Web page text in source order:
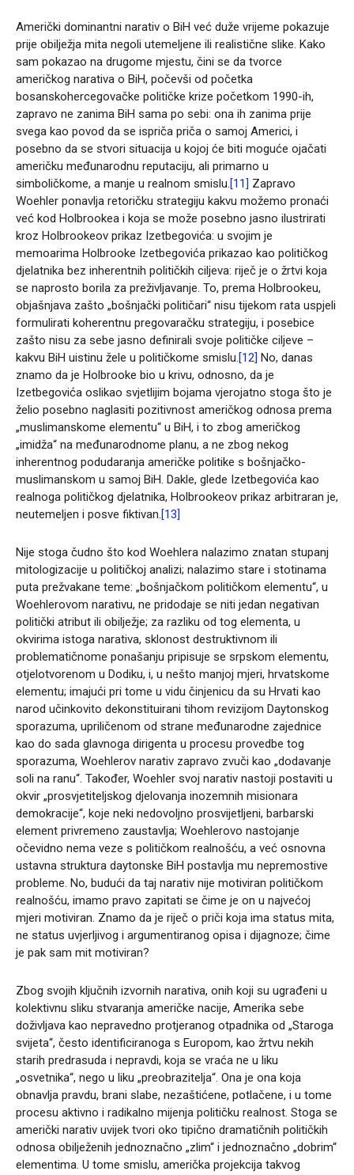
Američki dominantni narativ o BiH već duže vrijeme pokazuje
prije obilježja mita negoli utemeljene ili realistične slike. Kako
sam pokazao na drugome mjestu, čini se da tvorce
američkog narativa o BiH, počevši od početka
bosanskohercegovačke političke krize početkom 1990-ih,
zapravo ne zanima BiH sama po sebi: ona ih zanima prije
svega kao povod da se ispriča priča o samoj Americi, i
posebno da se stvori situacija u kojoj će biti moguće ojačati
američku međunarodnu reputaciju, ali primarno u
simboličkome, a manje u realnom smislu. [11] Zapravo
Woehler ponavlja retoričku strategiju kakvu možemo pronaći
već kod Holbrookea i koja se može posebno jasno ilustrirati
kroz Holbrookeov prikaz Izetbegovića: u svojim je
memoarima Holbrooke Izetbegovića prikazao kao političkog
djelatnika bez inherentnih političkih ciljeva: riječ je o žrtvi koja
se naprosto borila za preživljavanje. To, prema Holbrookeu,
objašnjava zašto „bošnjački političari“ nisu tijekom rata uspjeli
formulirati koherentnu pregovaračku strategiju, i posebice
zašto nisu za sebe jasno definirali svoje političke ciljeve –
kakvu BiH uistinu žele u političkome smislu. [12] No, danas
znamo da je Holbrooke bio u krivu, odnosno, da je
Izetbegovića oslikao svjetlijim bojama vjerojatno stoga što je
želio posebno naglasiti pozitivnost američkog odnosa prema
„muslimanskome elementu“ u BiH, i to zbog američkog
„imidža“ na međunarodnome planu, a ne zbog nekog
inherentnog podudaranja američke politike s bošnjačko-
muslimanskom u samoj BiH. Dakle, glede Izetbegovića kao
realnoga političkog djelatnika, Holbrookeov prikaz arbitraran je,
neutemeljen i posve fiktivan. [13]
Nije stoga čudno što kod Woehlera nalazimo znatan stupanj
mitologizacije u političkoj analizi; nalazimo stare i stotinama
puta prežvakane teme: „bošnjačkom političkom elementu“, u
Woehlerovom narativu, ne pridodaje se niti jedan negativan
politički atribut ili obilježje; za razliku od tog elementa, u
okvirima istoga narativa, sklonost destruktivnom ili
problematičnome ponašanju pripisuje se srpskom elementu,
otjelotvorenom u Dodiku, i, u nešto manjoj mjeri, hrvatskome
elementu; imajući pri tome u vidu činjenicu da su Hrvati kao
narod učinkovito dekonstituirani tihom revizijom Daytonskog
sporazuma, upriličenom od strane međunarodne zajednice
kao do sada glavnoga dirigenta u procesu provedbe tog
sporazuma, Woehlerov narativ zapravo zvuči kao „dodavanje
soli na ranu“. Također, Woehler svoj narativ nastoji postaviti u
okvir „prosvjetiteljskog djelovanja inozemnih misionara
demokracije“, koje neki nedovoljno prosvijetljeni, barbarski
element privremeno zaustavlja; Woehlerovo nastojanje
očevidno nema veze s političkom realnošću, a već osnovna
ustavna struktura daytonske BiH postavlja mu nepremostive
probleme. No, budući da taj narativ nije motiviran političkom
realnošću, imamo pravo zapitati se čime je on u najvećoj
mjeri motiviran. Znamo da je riječ o priči koja ima status mita,
ne status uvjerljivog i argumentiranog opisa i dijagnoze; čime
je pak sam mit motiviran?
Zbog svojih ključnih izvornih narativa, onih koji su ugrađeni u
kolektivnu sliku stvaranja američke nacije, Amerika sebe
doživljava kao nepravedno protjeranog otpadnika od „Staroga
svijeta“, često identificiranoga s Europom, kao žrtvu nekih
starih predrasuda i nepravdi, koja se vraća ne u liku
„osvetnika“, nego u liku „preobrazitelja“. Ona je ona koja
obnavlja pravdu, brani slabe, nezaštićene, potlačene, i u tome
procesu aktivno i radikalno mijenja političku realnost. Stoga se
američki narativ uvijek tvori oko tipično dramatičnih političkih
odnosa obilježenih jednoznačno „zlim“ i jednoznačno „dobrim“
elementima. U tome smislu, američka projekcija takvog